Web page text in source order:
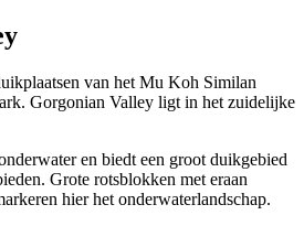
van het Mu Koh Similan
Gorgonian Valley ligt in het zuidelijke
en biedt een groot duikgebied
Grote rotsblokken met eraan
hier het onderwaterlandschap.